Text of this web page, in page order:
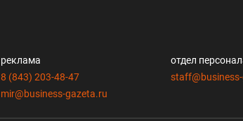
реклама
8 (843) 203-48-47
mir@business-gazeta.ru
отдел